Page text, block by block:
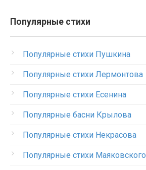
Популярные стихи
Популярные стихи Пушкина
Популярные стихи Лермонтова
Популярные стихи Есенина
Популярные басни Крылова
Популярные стихи Некрасова
Популярные стихи Маяковского